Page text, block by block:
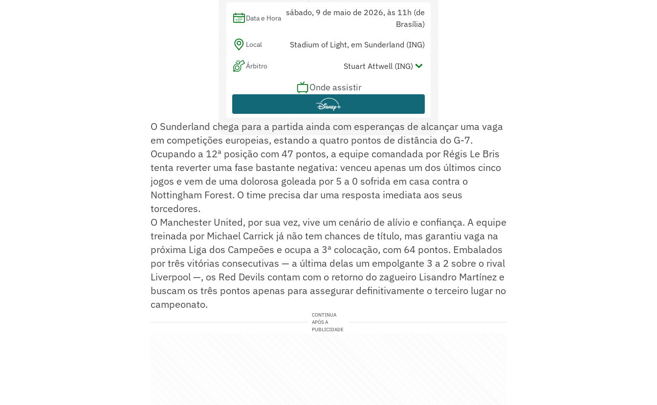
Data e Hora
sábado, 9 de maio de 2026, às 11h (de
Brasília)
Local Stadium of Light, em Sunderland (ING)
Árbitro Stuart Attwell (ING)
Assistentes
Constantine Hatzidakis (ING) e Nick
Onde assistir
O Sunderland chega para a partida ainda com esperanças de alcançar uma vaga
em competições europeias, estando a quatro pontos de distância do G-7.
Ocupando a 12ª posição com 47 pontos, a equipe comandada por Régis Le Bris
tenta reverter uma fase bastante negativa: venceu apenas um dos últimos cinco
jogos e vem de uma dolorosa goleada por 5 a 0 sofrida em casa contra o
Nottingham Forest. O time precisa dar uma resposta imediata aos seus
torcedores.
O Manchester United, por sua vez, vive um cenário de alívio e confiança. A equipe
treinada por Michael Carrick já não tem chances de título, mas garantiu vaga na
próxima Liga dos Campeões e ocupa a 3ª colocação, com 64 pontos. Embalados
por três vitórias consecutivas — a última delas um empolgante 3 a 2 sobre o rival
Liverpool —, os Red Devils contam com o retorno do zagueiro Lisandro Martínez e
buscam os três pontos apenas para assegurar definitivamente o terceiro lugar no
campeonato.
CONTINUA
APÓS A
PUBLICIDADE